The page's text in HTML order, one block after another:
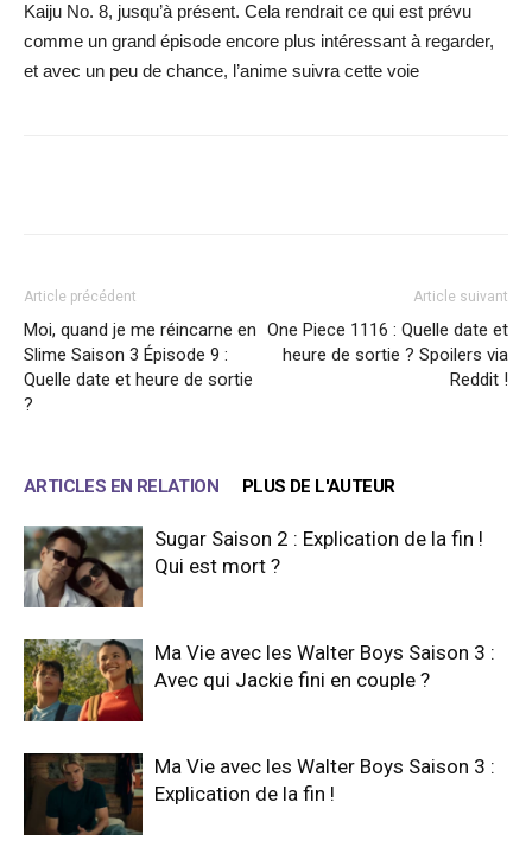
Kaiju No. 8, jusqu’à présent. Cela rendrait ce qui est prévu
comme un grand épisode encore plus intéressant à regarder,
et avec un peu de chance, l’anime suivra cette voie
Article précédent
Moi, quand je me réincarne en
Slime Saison 3 Épisode 9 :
Quelle date et heure de sortie
?
Article suivant
One Piece 1116 : Quelle date et
heure de sortie ? Spoilers via
Reddit !
ARTICLES EN RELATION PLUS DE L'AUTEUR
Sugar Saison 2 : Explication de la fin !
Qui est mort ?
Ma Vie avec les Walter Boys Saison 3 :
Avec qui Jackie fini en couple ?
Ma Vie avec les Walter Boys Saison 3 :
Explication de la fin !